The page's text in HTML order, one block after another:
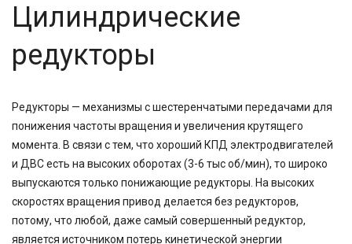
Цилиндрические
редукторы
Редукторы — механизмы с шестеренчатыми передачами для
понижения частоты вращения и увеличения крутящего
момента. В связи с тем, что хороший КПД электродвигателей
и ДВС есть на высоких оборотах (3-6 тыс об/мин), то широко
выпускаются только понижающие редукторы. На высоких
скоростях вращения привод делается без редукторов,
потому, что любой, даже самый совершенный редуктор,
является источником потерь кинетической энергии